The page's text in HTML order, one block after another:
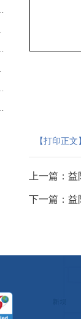
【打印正文】
上一篇： 益
下一篇： 益